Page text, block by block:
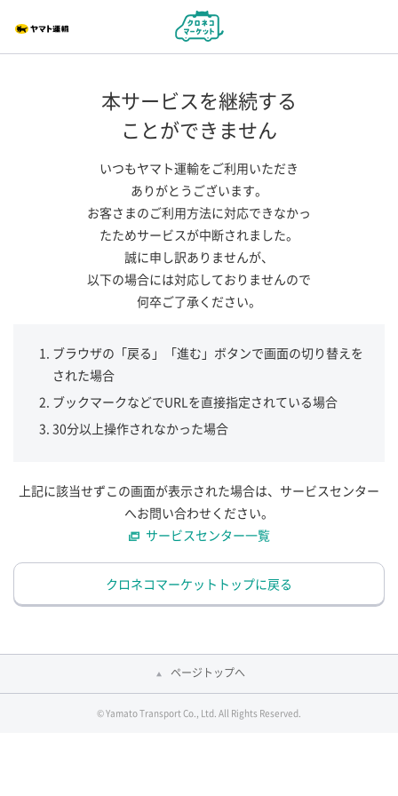
本サービスを継続する
ことができません
いつもヤマト運輸をご利用いただき
ありがとうございます。
お客さまのご利用方法に対応できなかっ
たためサービスが中断されました。
誠に申し訳ありませんが、
以下の場合には対応しておりませんので
何卒ご了承ください。
ブラウザの「戻る」「進む」ボタンで画面の切り替えを
された場合
ブックマークなどでURLを直接指定されている場合
30分以上操作されなかった場合
上記に該当せずこの画面が表示された場合は、サービスセンター
へお問い合わせください。
サービスセンター一覧
クロネコマーケットトップに戻る
ページトップへ
© Yamato Transport Co., Ltd. All Rights Reserved.